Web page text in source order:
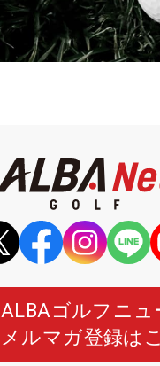
ALBAゴルフニュ
メルマガ登録は